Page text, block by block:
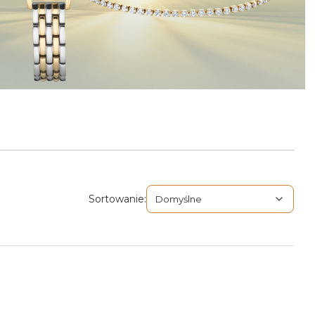
Sortowanie: Domyślne
Domyślne